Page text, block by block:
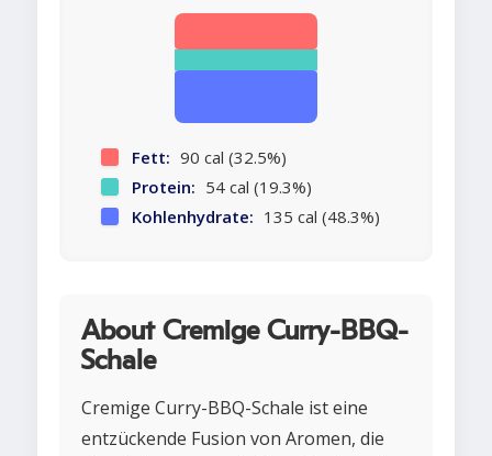
Fett: 90 cal (32.5%)
Protein: 54 cal (19.3%)
Kohlenhydrate: 135 cal (48.3%)
About Cremige Curry-BBQ-
Schale
Cremige Curry-BBQ-Schale ist eine
entzückende Fusion von Aromen, die